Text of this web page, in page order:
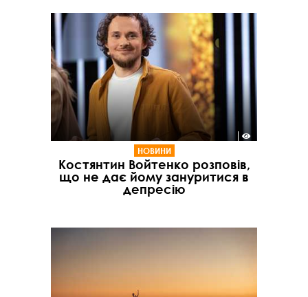
НОВИНИ
Костянтин Войтенко розповів,
що не дає йому зануритися в
депресію